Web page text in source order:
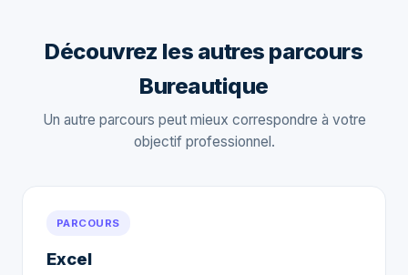
Découvrez les autres parcours
Bureautique
Un autre parcours peut mieux correspondre à votre
objectif professionnel.
PARCOURS
Excel